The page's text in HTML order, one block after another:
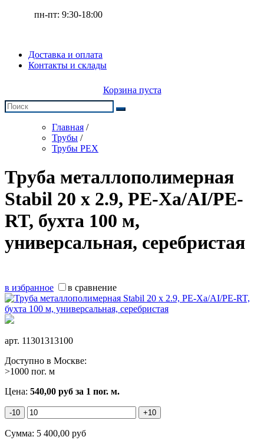
пн-пт: 9:30-18:00
Доставка и оплата
Контакты и склады
Корзина пуста
Главная /
Трубы /
Трубы PEX
Труба металлополимерная
Stabil 20 х 2.9, PE-Xa/AI/PE-
RT, бухта 100 м,
универсальная, серебристая
в избранное в сравнение
арт. 11301313100
Доступно в Москве:
>1000 пог. м
Цена: 540,00 руб за 1 пог. м.
-10 +10
Сумма: 5 400,00 руб